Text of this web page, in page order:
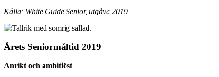
Källa: White Guide Senior, utgåva 2019
Årets Seniormåltid 2019
Anrikt och ambitiöst